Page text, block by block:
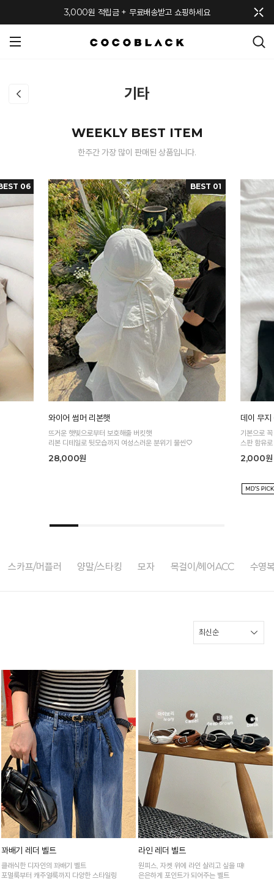
3,000원 적립금 + 무료배송받고 쇼핑하세요
기타
WEEKLY BEST ITEM
한주간 가장 많이 판매된 상품입니다.
06 BEST 01
와이어 썸머 리본햇
뜨거운 햇빛으로부터 보호해줄 버킷햇
리본 디테일로 뒷모습까지 여성스러운 분위기 물씬♡
28,000원
데이 무지
기본으로
스판 함유
2,000원
스카프/머플러 양말/스타킹 모자 목걸이/헤어ACC 수영
꽈배기 레더 벨트
클래식한 디자인의 꽈배기 벨트
포멀룩부터 캐주얼룩까지 다양한 스타일링
라인 레더 벨트
원피스, 자켓 위에 라인 살리고 싶을 때!
은은하게 포인트가 되어주는 벨트